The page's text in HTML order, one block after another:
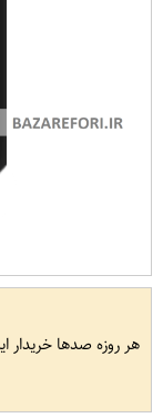
هر روزه صدها خریدار